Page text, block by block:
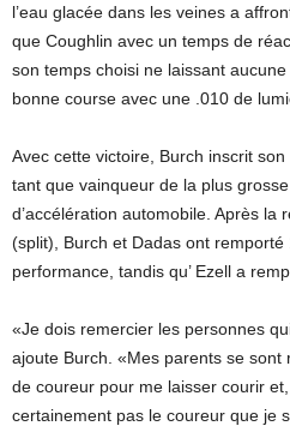
l’eau glacée dans les veines a
que Coughlin avec un temps de
son temps choisi ne laissant
bonne course avec une .010 de
Avec cette victoire, Burch inscrit
tant que vainqueur de la plus
d’accélération automobile. Après la
(split), Burch et Dadas ont
performance, tandis qu’ Ezell a
«Je dois remercier les personnes
ajoute Burch. «Mes parents se
de coureur pour me laisser courir
certainement pas le coureur que je